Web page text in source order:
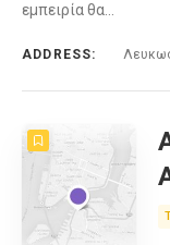
εμπειρία θα…
ADDRESS: